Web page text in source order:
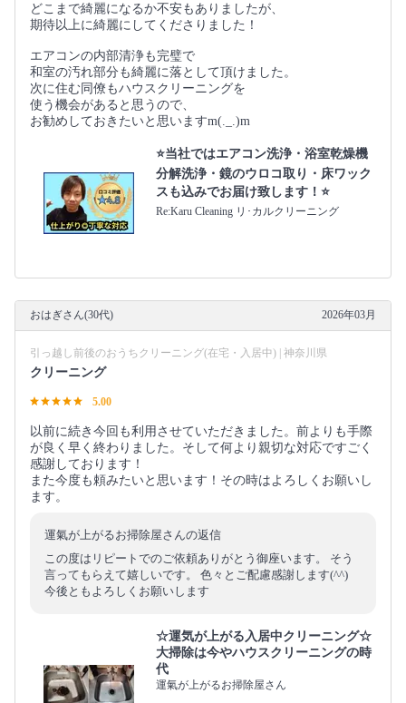
どこまで綺麗になるか不安もありましたが、
期待以上に綺麗にしてくださりました！
エアコンの内部清浄も完璧で
和室の汚れ部分も綺麗に落として頂けました。
次に住む同僚もハウスクリーニングを
使う機会があると思うので、
お勧めしておきたいと思いますm(._.)m
⭐当社ではエアコン洗浄・浴室乾燥機
分解洗浄・鏡のウロコ取り・床ワック
スも込みでお届け致します！⭐
Re:Karu Cleaning リ･カルクリーニング
おはぎさん(30代) 2026年03月
引っ越し前後のおうちクリーニング(在宅・入居中) | 神奈川県
クリーニング
5.00
以前に続き今回も利用させていただきました。前よりも手際
が良く早く終わりました。そして何より親切な対応ですごく
感謝しております！
また今度も頼みたいと思います！その時はよろしくお願いし
ます。
運氣が上がるお掃除屋さんの返信
この度はリピートでのご依頼ありがとう御座います。 そう
言ってもらえて嬉しいです。 色々とご配慮感謝します(^^)
今後ともよろしくお願いします
☆運気が上がる入居中クリーニング☆
大掃除は今やハウスクリーニングの時
代
運氣が上がるお掃除屋さん